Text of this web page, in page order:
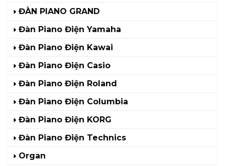
ĐÀN PIANO GRAND
Đàn Piano Điện Yamaha
Đàn Piano Điện Kawai
Đàn Piano Điện Casio
Đàn Piano Điện Roland
Đàn Piano Điện Columbia
Đàn Piano Điện KORG
Đàn Piano Điện Technics
Organ